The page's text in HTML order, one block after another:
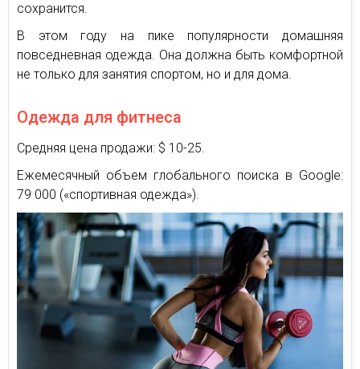
сохранится.
В этом году на пике популярности домашняя
повседневная одежда. Она должна быть комфортной
не только для занятия спортом, но и для дома.
Одежда для фитнеса
Средняя цена продажи: $ 10-25.
Ежемесячный объем глобального поиска в Google:
79 000 («спортивная одежда»).